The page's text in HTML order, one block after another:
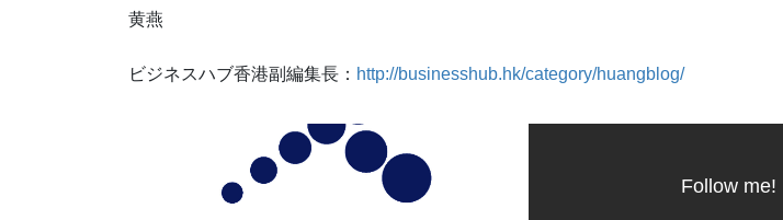
黄燕
ビジネスハブ香港副編集長： http://businesshub.hk/category/huangblog/
Follow me!